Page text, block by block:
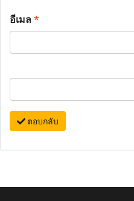
อีเมล*
ตอบกลับ